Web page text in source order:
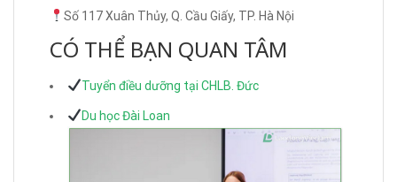
Số 117 Xuân Thủy, Q. Cầu Giấy, TP. Hà Nội
CÓ THỂ BẠN QUAN TÂM
Tuyển điều dưỡng tại CHLB. Đức
Du học Đài Loan